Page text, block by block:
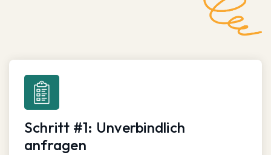
Schritt #1: Unverbindlich
anfragen